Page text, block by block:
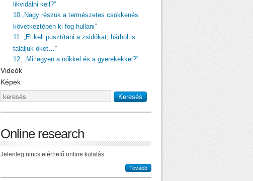
likvidálni kell?”
10 „Nagy részük a természetes csökkenés
következtében ki fog hullani”
11. „El kell pusztítani a zsidókat, bárhol is
találjuk őket…”
12. „Mi legyen a nőkkel és a gyerekekkel?”
Videók
Képek
Online research
Jelenleg nincs elérhető online kutatás.
Tovább